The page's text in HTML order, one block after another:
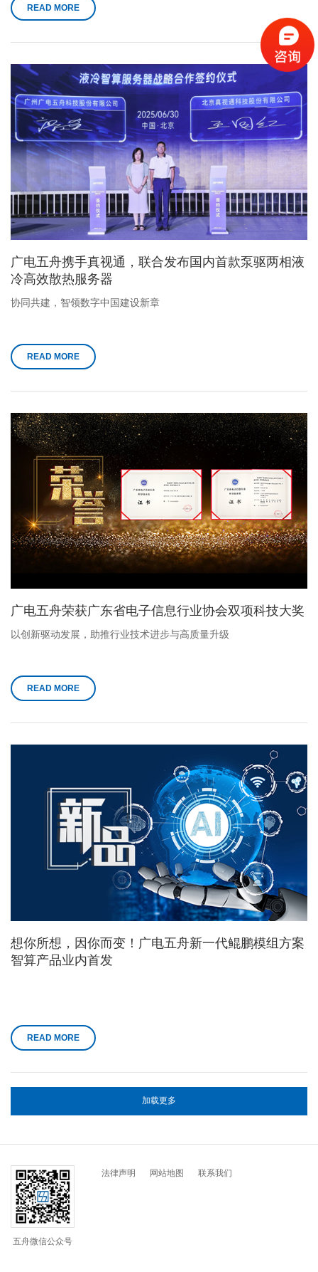
READ MORE
广电五舟携手真视通，联合发布国内首款泵驱两相液
冷高效散热服务器
协同共建，智领数字中国建设新章
READ MORE
广电五舟荣获广东省电子信息行业协会双项科技大奖
以创新驱动发展，助推行业技术进步与高质量升级
READ MORE
想你所想，因你而变！广电五舟新一代鲲鹏模组方案
智算产品业内首发
READ MORE
加载更多
五舟微信公众号
法律声明 网站地图 联系我们